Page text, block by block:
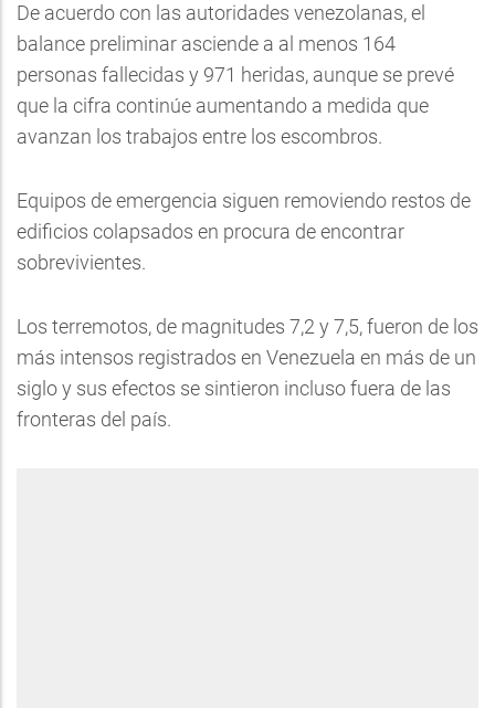
De acuerdo con las autoridades venezolanas, el
balance preliminar asciende a al menos 164
personas fallecidas y 971 heridas, aunque se prevé
que la cifra continúe aumentando a medida que
avanzan los trabajos entre los escombros.
Equipos de emergencia siguen removiendo restos de
edificios colapsados en procura de encontrar
sobrevivientes.
Los terremotos, de magnitudes 7,2 y 7,5, fueron de los
más intensos registrados en Venezuela en más de un
siglo y sus efectos se sintieron incluso fuera de las
fronteras del país.